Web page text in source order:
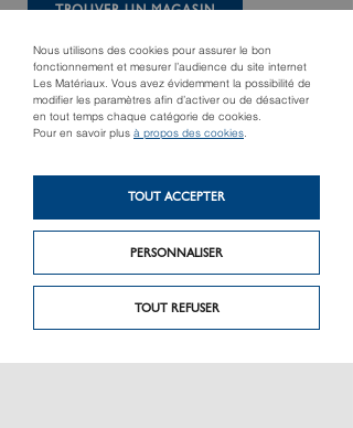
Nous utilisons des cookies pour assurer le bon
fonctionnement et mesurer l’audience du site internet
Les Matériaux. Vous avez évidemment la possibilité de
modifier les paramètres afin d’activer ou de désactiver
en tout temps chaque catégorie de cookies.
Pour en savoir plus à propos des cookies.
TOUT REFUSER
PERSONNALISER
TOUT ACCEPTER
TROUVER UN MAGASIN
Produit précédent
FloorlinerTMBasic
Tramisol ®